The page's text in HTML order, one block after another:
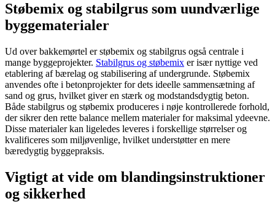
Støbemix og stabilgrus som uundværlige
byggematerialer
Ud over bakkemørtel er støbemix og stabilgrus også centrale i
mange byggeprojekter. Stabilgrus og støbemix er især nyttige ved
etablering af bærelag og stabilisering af undergrunde. Støbemix
anvendes ofte i betonprojekter for dets ideelle sammensætning af
sand og grus, hvilket giver en stærk og modstandsdygtig beton.
Både stabilgrus og støbemix produceres i nøje kontrollerede forhold,
der sikrer den rette balance mellem materialer for maksimal ydeevne.
Disse materialer kan ligeledes leveres i forskellige størrelser og
kvalificeres som miljøvenlige, hvilket understøtter en mere
bæredygtig byggepraksis.
Vigtigt at vide om blandingsinstruktioner
og sikkerhed